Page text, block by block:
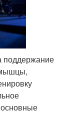
поддержание
мышцы,